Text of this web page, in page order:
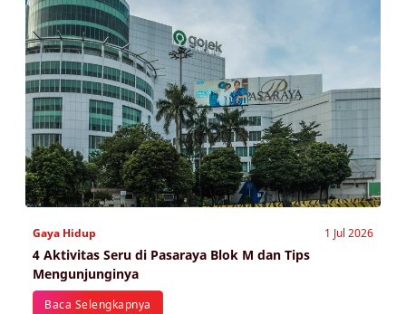
Gaya Hidup 1 Jul 2026
4 Aktivitas Seru di Pasaraya Blok M dan Tips
Mengunjunginya
Baca Selengkapnya